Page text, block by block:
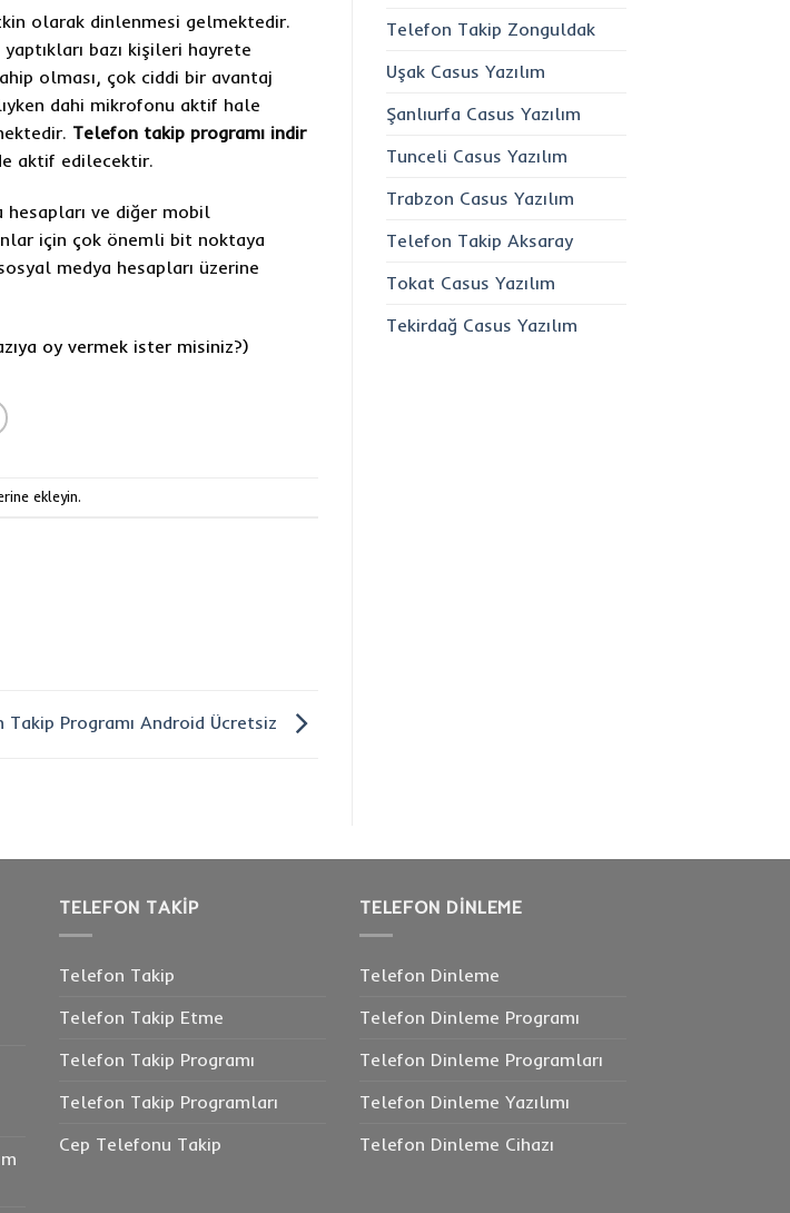
olarak dinlenmesi gelmektedir.
bazı kişileri hayrete
olması, çok ciddi bir avantaj
dahi mikrofonu aktif hale
Telefon takip programı indir
aktif edilecektir.
ve diğer mobil
için çok önemli bit noktaya
medya hesapları üzerine
oy vermek ister misiniz?)
ekleyin.
Takip Programı Android Ücretsiz
Telefon Takip Zonguldak
Uşak Casus Yazılım
Şanlıurfa Casus Yazılım
Tunceli Casus Yazılım
Trabzon Casus Yazılım
Telefon Takip Aksaray
Tokat Casus Yazılım
Tekirdağ Casus Yazılım
TELEFON TAKIP
Telefon Takip
Telefon Takip Etme
Telefon Takip Programı
Telefon Takip Programları
Cep Telefonu Takip
TELEFON DINLEME
Telefon Dinleme
Telefon Dinleme Programı
Telefon Dinleme Programları
Telefon Dinleme Yazılımı
Telefon Dinleme Cihazı